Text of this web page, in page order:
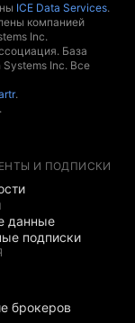
ICE Data Services.
компанией
Inc.
База
Systems Inc. Все
.
И ПОДПИСКИ
данные
подписки
брокеров